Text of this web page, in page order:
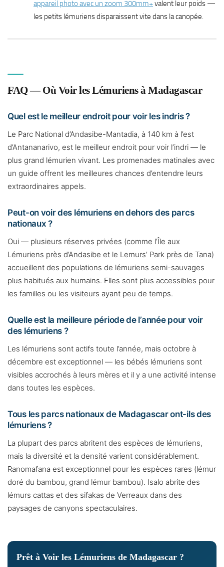
appareil photo avec un zoom 300mm+valent leur poids —
les petits lémuriens disparaissent vite dans la canopée.
FAQ — Où Voir les Lémuriens à Madagascar
Quel est le meilleur endroit pour voir les indris ?
Le Parc National d’Andasibe-Mantadia, à 140 km à l’est
d’Antananarivo, est le meilleur endroit pour voir l’indri — le
plus grand lémurien vivant. Les promenades matinales avec
un guide offrent les meilleures chances d’entendre leurs
extraordinaires appels.
Peut-on voir des lémuriens en dehors des parcs
nationaux ?
Oui — plusieurs réserves privées (comme l’Île aux
Lémuriens près d’Andasibe et le Lemurs’ Park près de Tana)
accueillent des populations de lémuriens semi-sauvages
plus habitués aux humains. Elles sont plus accessibles pour
les familles ou les visiteurs ayant peu de temps.
Quelle est la meilleure période de l’année pour voir
des lémuriens ?
Les lémuriens sont actifs toute l’année, mais octobre à
décembre est exceptionnel — les bébés lémuriens sont
visibles accrochés à leurs mères et il y a une activité intense
dans toutes les espèces.
Tous les parcs nationaux de Madagascar ont-ils des
lémuriens ?
La plupart des parcs abritent des espèces de lémuriens,
mais la diversité et la densité varient considérablement.
Ranomafana est exceptionnel pour les espèces rares (lémur
doré du bambou, grand lémur bambou). Isalo abrite des
lémurs cattas et des sifakas de Verreaux dans des
paysages de canyons spectaculaires.
Prêt à Voir les Lémuriens de Madagascar ?